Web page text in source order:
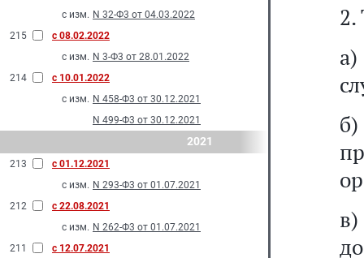
с изм. N 32-Ф3 от 04.03.2022
215
с 08.02.2022
с изм. N 3-Ф3 от 28.01.2022
214
с 10.01.2022
с изм. N 458-Ф3 от 30.12.2021
N 499-Ф3 от 30.12.2021
2021
213
с 01.12.2021
с изм. N 293-Ф3 от 01.07.2021
212
с 22.08.2021
с изм. N 262-Ф3 от 01.07.2021
211
с 12.07.2021
2.